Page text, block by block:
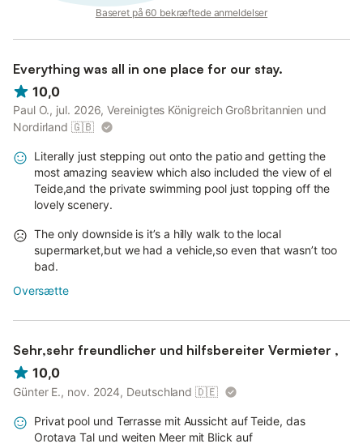
Baseret på 60 bekræftede anmeldelser
Everything was all in one place for our stay.
10,0
Paul O., jul. 2026, Vereinigtes Königreich Großbritannien und
Nordirland 🇬🇧
Literally just stepping out onto the patio and getting the
most amazing seaview which also included the view of el
Teide,and the private swimming pool just topping off the
lovely scenery.
The only downside is it’s a hilly walk to the local
supermarket,but we had a vehicle,so even that wasn’t too
bad.
Oversætte
Sehr,sehr freundlicher und hilfsbereiter Vermieter ,
10,0
Günter E., nov. 2024, Deutschland 🇩🇪
Privat pool und Terrasse mit Aussicht auf Teide, das
Orotava Tal und weiten Meer mit Blick auf